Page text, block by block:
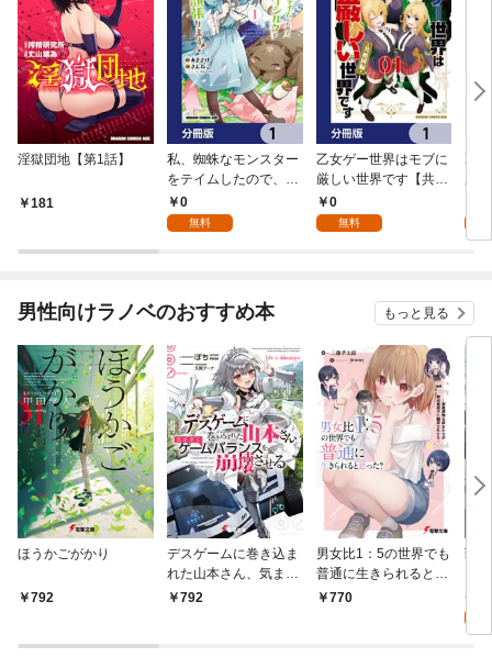
淫獄団地【第1話】
181
私、蜘蛛なモンスター
をテイムしたので、ス
パイダーシルクで裁縫
を頑張ります！【分冊
0
無料
乙女ゲー世界はモブに
厳しい世界です【共和
国編】【分冊版】 1
0
無料
乙
男性向けラノベのおすすめ本 もっと見る
ほうかごがかり
792
デスゲームに巻き込ま
れた山本さん、気まま
にゲームバランスを崩
792
男女比1：5の世界でも
普通に生きられると思
った？ ～激重感情な
770
戦
活
特